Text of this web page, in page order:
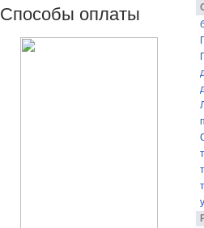
Способы оплаты